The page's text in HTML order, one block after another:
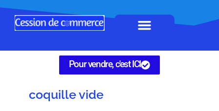
Pour vendre, c'est ICI
coquille vide